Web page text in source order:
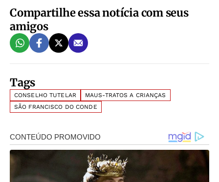
Compartilhe essa notícia com seus
amigos
Tags
CONSELHO TUTELAR
MAUS-TRATOS A CRIANÇAS
SÃO FRANCISCO DO CONDE